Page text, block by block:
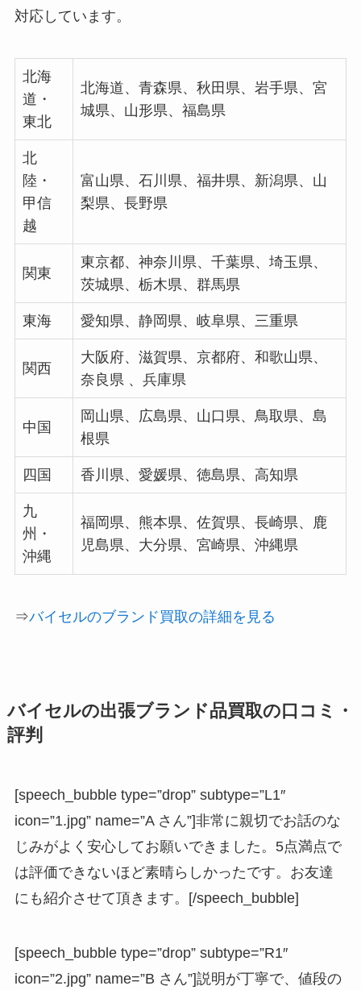
対応しています。
北海
道・
東北
北海道、青森県、秋田県、岩手県、宮
城県、山形県、福島県
北
陸・
甲信
越
富山県、石川県、福井県、新潟県、山
梨県、長野県
関東
東京都、神奈川県、千葉県、埼玉県、
茨城県、栃木県、群馬県
東海 愛知県、静岡県、岐阜県、三重県
関西
大阪府、滋賀県、京都府、和歌山県、
奈良県 、兵庫県
中国
岡山県、広島県、山口県、鳥取県、島
根県
四国 香川県、愛媛県、徳島県、高知県
九
州・
沖縄
福岡県、熊本県、佐賀県、長崎県、鹿
児島県、大分県、宮崎県、沖縄県
⇒バイセルのブランド買取の詳細を見る
バイセルの出張ブランド品買取の口コミ・
評判
[speech_bubble type=”drop” subtype=”L1″
icon=”1.jpg” name=”A さん”]非常に親切でお話のな
じみがよく安心してお願いできました。5点満点で
は評価できないほど素晴らしかったです。お友達
にも紹介させて頂きます。[/speech_bubble]
[speech_bubble type=”drop” subtype=”R1″
icon=”2.jpg” name=”B さん”]説明が丁寧で、値段の